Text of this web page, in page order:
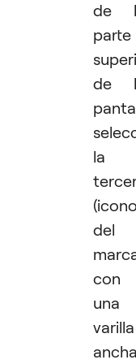
de
parte
de
la
del
con
una
varilla